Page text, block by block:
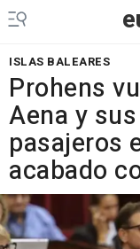
ISLAS BALEARES
Prohens
Aena y
pasajeros
acabado